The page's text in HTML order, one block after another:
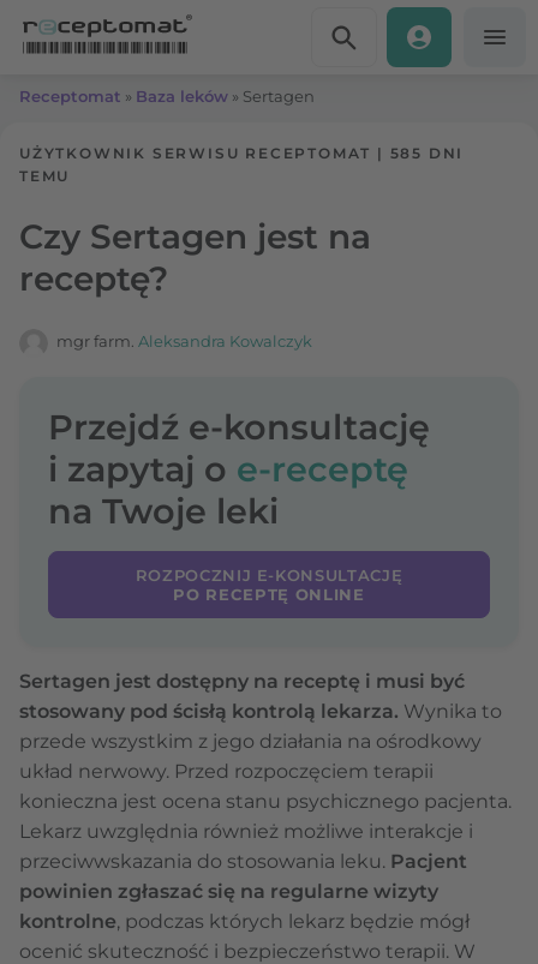
Receptomat » Baza leków » Sertagen
UŻYTKOWNIK SERWISU RECEPTOMAT | 585 DNI
TEMU
Czy Sertagen jest na
receptę?
mgr farm. Aleksandra Kowalczyk
Przejdź e-konsultację
i zapytaj o e-receptę
na Twoje leki
ROZPOCZNIJ E-KONSULTACJĘ
PO RECEPTĘ ONLINE
Sertagen jest dostępny na receptę i musi być
stosowany pod ścisłą kontrolą lekarza. Wynika to
przede wszystkim z jego działania na ośrodkowy
układ nerwowy. Przed rozpoczęciem terapii
konieczna jest ocena stanu psychicznego pacjenta.
Lekarz uwzględnia również możliwe interakcje i
przeciwwskazania do stosowania leku. Pacjent
powinien zgłaszać się na regularne wizyty
kontrolne, podczas których lekarz będzie mógł
ocenić skuteczność i bezpieczeństwo terapii. W